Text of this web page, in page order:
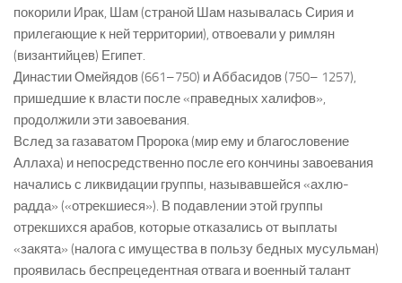
покорили Ирак, Шам (страной Шам называлась Сирия и
прилегающие к ней территории), отвоевали у римлян
(византийцев) Египет.
Династии Омейядов (661–750) и Аббасидов (750– 1257),
пришедшие к власти после «праведных халифов»,
продолжили эти завоевания.
Вслед за газаватом Пророка (мир ему и благословение
Аллаха) и непосредственно после его кончины завоевания
начались с ликвидации группы, называвшейся «ахлю-
радда» («отрекшиеся»). В подавлении этой группы
отрекшихся арабов, которые отказались от выплаты
«закята» (налога с имущества в пользу бедных мусульман)
проявилась беспрецедентная отвага и военный талант